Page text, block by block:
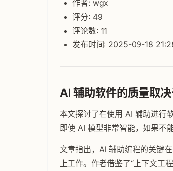
作者: wgx
评分: 49
评论数: 11
发布时间: 2025-09-18
AI 辅助软件的质量取
本文探讨了在使用 AI 辅助进行
即使 AI 模型非常智能，如果不
文章指出，AI 辅助编程的关键
上工作。作者借鉴了“上下文工